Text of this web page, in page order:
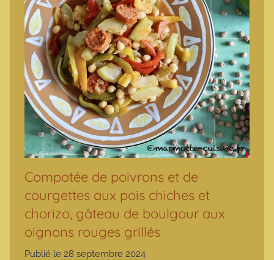
Compotée de poivrons et de
courgettes aux pois chiches et
chorizo, gâteau de boulgour aux
oignons rouges grillés
Publié le 28 septembre 2024